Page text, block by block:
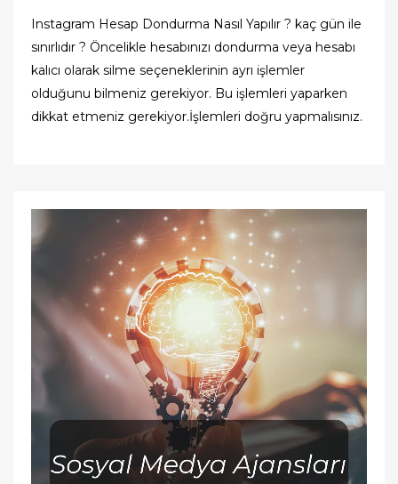
Instagram Hesap Dondurma Nasıl Yapılır ? kaç gün ile
sınırlıdır ? Öncelikle hesabınızı dondurma veya hesabı
kalıcı olarak silme seçeneklerinin ayrı işlemler
olduğunu bilmeniz gerekiyor. Bu işlemleri yaparken
dikkat etmeniz gerekiyor.İşlemleri doğru yapmalısınız.